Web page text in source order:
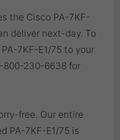
the Cisco PA-7KF-
deliver next-day. To
7KF-E1/75 to your
800-230-6638 for
free. Our entire
PA-7KF-E1/75 is